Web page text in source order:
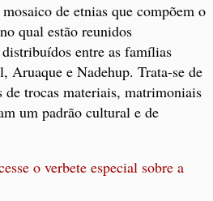
de etnias que compõem o
qual estão reunidos
entre as famílias
Aruaque e Nadehup. Trata-se de
de trocas materiais, matrimoniais
um padrão cultural e de
o verbete especial sobre a